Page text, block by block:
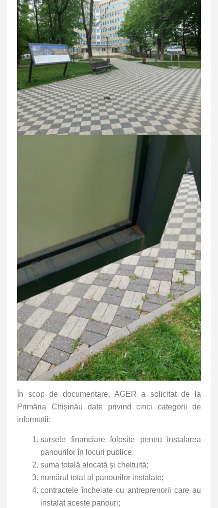
În scop de documentare, AGER a solicitat de la
Primăria Chișinău date privind cinci categorii de
informații:
sursele financiare folosite pentru instalarea
panourilor în locuri publice;
suma totală alocată și cheltuită;
numărul total al panourilor instalate;
contractele încheiate cu antreprenorii care au
instalat aceste panouri;